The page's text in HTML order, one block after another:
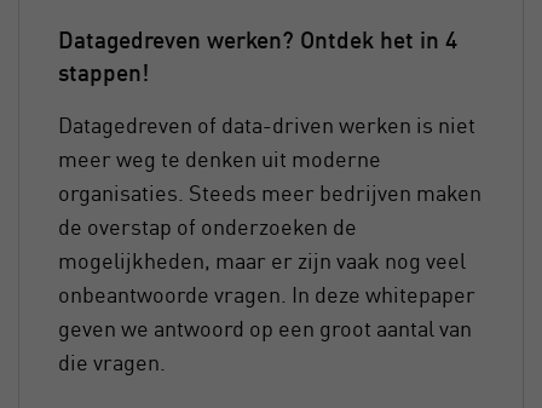
Datagedreven werken? Ontdek het in 4
stappen!
Datagedreven of data-driven werken is niet
meer weg te denken uit moderne
organisaties. Steeds meer bedrijven maken
de overstap of onderzoeken de
mogelijkheden, maar er zijn vaak nog veel
onbeantwoorde vragen. In deze whitepaper
geven we antwoord op een groot aantal van
die vragen.